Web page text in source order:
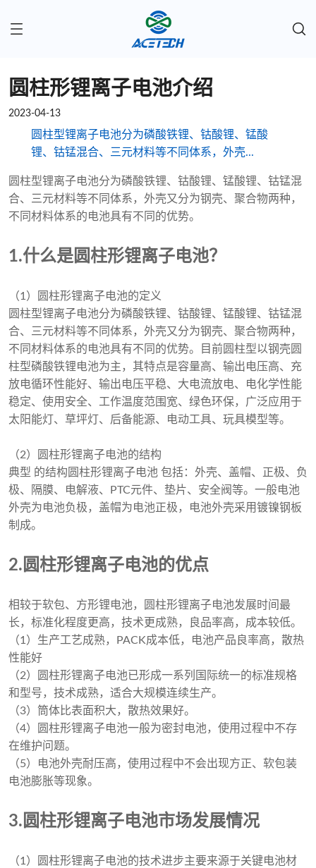
圆柱形锂离子电池介绍
2023-04-13
圆柱型锂离子电池分为磷酸铁锂、钴酸锂、锰酸
锂、钴锰混合、三元材料等不同体系，外壳...
圆柱型锂离子电池分为磷酸铁锂、钴酸锂、锰酸锂、钴锰混
合、三元材料等不同体系，外壳又分为钢壳、聚合物两种，
不同材料体系的电池具有不同的优势。
1.什么是圆柱形锂离子电池？
（1）圆柱形锂离子电池的定义
圆柱型锂离子电池分为磷酸铁锂、钴酸锂、锰酸锂、钴锰混
合、三元材料等不同体系，外壳又分为钢壳、聚合物两种，
不同材料体系的电池具有不同的优势。目前圆柱型以钢壳圆
柱型磷酸铁锂电池为主，其特点是容量高、输出电压高、充
放电循环性能好、输出电压平稳、大​​电流放电、电化学性能
稳定、使用安全、工作温度范围宽、绿色环保，广泛应用于
太阳能灯、草坪灯、后备能源、电动工具、玩具模型等。
（2）圆柱形锂离子电池的结构
典型 的结构 圆柱形锂离子电池 包括：外壳、盖帽、正极、负
极、隔膜、电解液、PTC元件、垫片、安全阀等。一般电池
外壳为电池负极，盖帽为电池正极，电池外壳采用镀镍钢板
制成。
2.圆柱形锂离子电池的优点
相较于软包、方形锂电池，圆柱形锂离子电池发展时间最
长，标准化程度更高，技术更成熟，良品率高，成本较低。
（1）生产工艺成熟，PACK成本低，电池产品良率高，散热
性能好
（2）圆柱形锂离子电池已形成一系列国际统一的标准规格
和型号，技术成熟，适合大规模连续生产。
（3）筒体比表面积大，散热效果好。
（4）圆柱形锂离子电池一般为密封电池，使用过程中不存
在维护问题。
（5）电池外壳耐压高，使用过程中不会出现方正、软包装
电池膨胀等现象。
3.圆柱形锂离子电池市场发展情况
（1）圆柱形锂离子电池的技术进步主要来源于关键电池材